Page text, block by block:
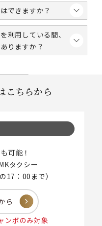
できますか？
利用している間、
りますか？
こちらから
可能！
タクシー
17：00まで）
ら
ンボのみ対象